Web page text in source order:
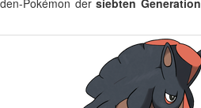
Pokémon dersiebten Generation